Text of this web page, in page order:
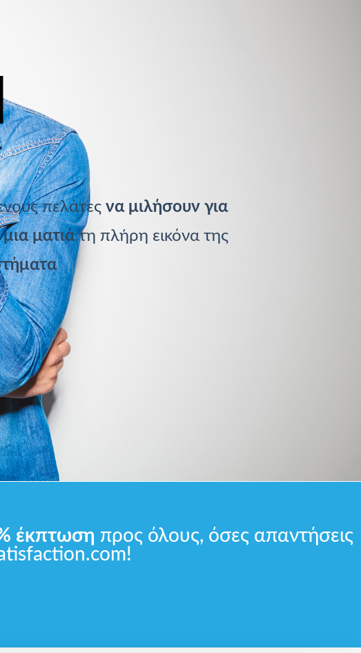
πελάτεςνα μιλήσουν για
ματιάτη πλήρη εικόνατης
έκπτωση προς όλους, όσες απαντήσεις